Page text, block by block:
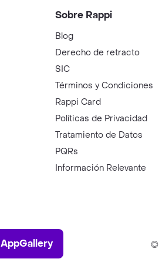
Sobre Rappi
Blog
Derecho de retracto
SIC
Términos y Condiciones
Rappi Card
Políticas de Privacidad
Tratamiento de Datos
PQRs
Información Relevante
AppGallery
AppGallery ©